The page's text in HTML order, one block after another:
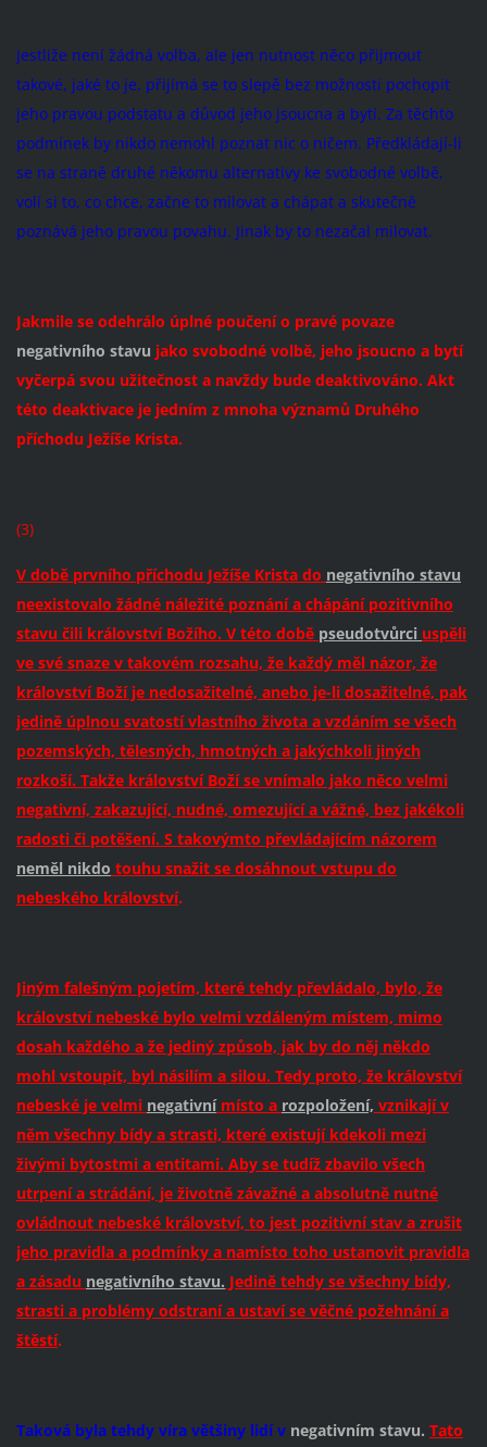
Jestliže není žádná volba, ale jen nutnost něco přijmout
takové, jaké to je, přijímá se to slepě bez možnosti pochopit
jeho pravou podstatu a důvod jeho jsoucna a bytí. Za těchto
podmínek by nikdo nemohl poznat nic o ničem. Předkládají-li
se na straně druhé někomu alternativy ke svobodné volbě,
volí si to, co chce, začne to milovat a chápat a skutečně
poznává jeho pravou povahu. Jinak by to nezačal milovat.
Jakmile se odehrálo úplné poučení o pravé povaze
negativního stavu jako svobodné volbě, jeho jsoucno a bytí
vyčerpá svou užitečnost a navždy bude deaktivováno. Akt
této deaktivace je jedním z mnoha významů Druhého
příchodu Ježíše Krista.
(3)
V době prvního příchodu Ježíše Krista do negativního stavu
neexistovalo žádné náležité poznání a chápání pozitivního
stavu čili království Božího. V této době pseudotvůrci uspěli
ve své snaze v takovém rozsahu, že každý měl názor, že
království Boží je nedosažitelné, anebo je-li dosažitelné, pak
jedině úplnou svatostí vlastního života a vzdáním se všech
pozemských, tělesných, hmotných a jakýchkoli jiných
rozkoší. Takže království Boží se vnímalo jako něco velmi
negativní, zakazující, nudné, omezující a vážné, bez jakékoli
radosti či potěšení. S takovýmto převládajícím názorem
neměl nikdo touhu snažit se dosáhnout vstupu do
nebeského království.
Jiným falešným pojetím, které tehdy převládalo, bylo, že
království nebeské bylo velmi vzdáleným místem, mimo
dosah každého a že jediný způsob, jak by do něj někdo
mohl vstoupit, byl násilím a silou. Tedy proto, že království
nebeské je velmi negativnímísto a rozpoložení, vznikají v
něm všechny bídy a strasti, které existují kdekoli mezi
živými bytostmi a entitami. Aby se tudíž zbavilo všech
utrpení a strádání, je životně závažné a absolutně nutné
ovládnout nebeské království, to jest pozitivní stav a zrušit
jeho pravidla a podmínky a namísto toho ustanovit pravidla
a zásadu negativního stavu. Jedině tehdy se všechny bídy,
strasti a problémy odstraní a ustaví se věčné požehnání a
štěstí.
Taková byla tehdy víra většiny lidí v negativním stavu. Tato